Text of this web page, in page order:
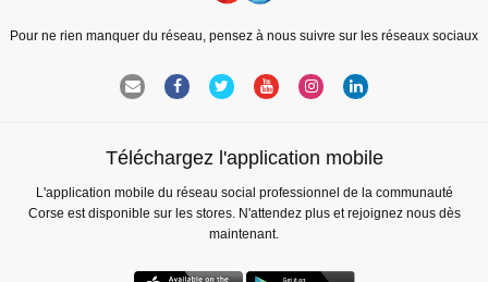
Pour ne rien manquer du réseau, pensez à nous suivre sur les réseaux sociaux
Téléchargez l'application mobile
L'application mobile du réseau social professionnel de la communauté
Corse est disponible sur les stores. N'attendez plus et rejoignez nous dès
maintenant.